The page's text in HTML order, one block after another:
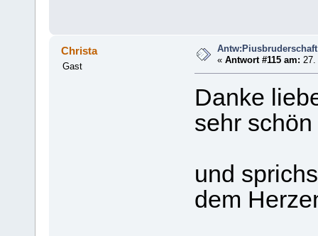
Christa
Gast
«Antwort #115 am: 27.
Danke
sehr
und
dem